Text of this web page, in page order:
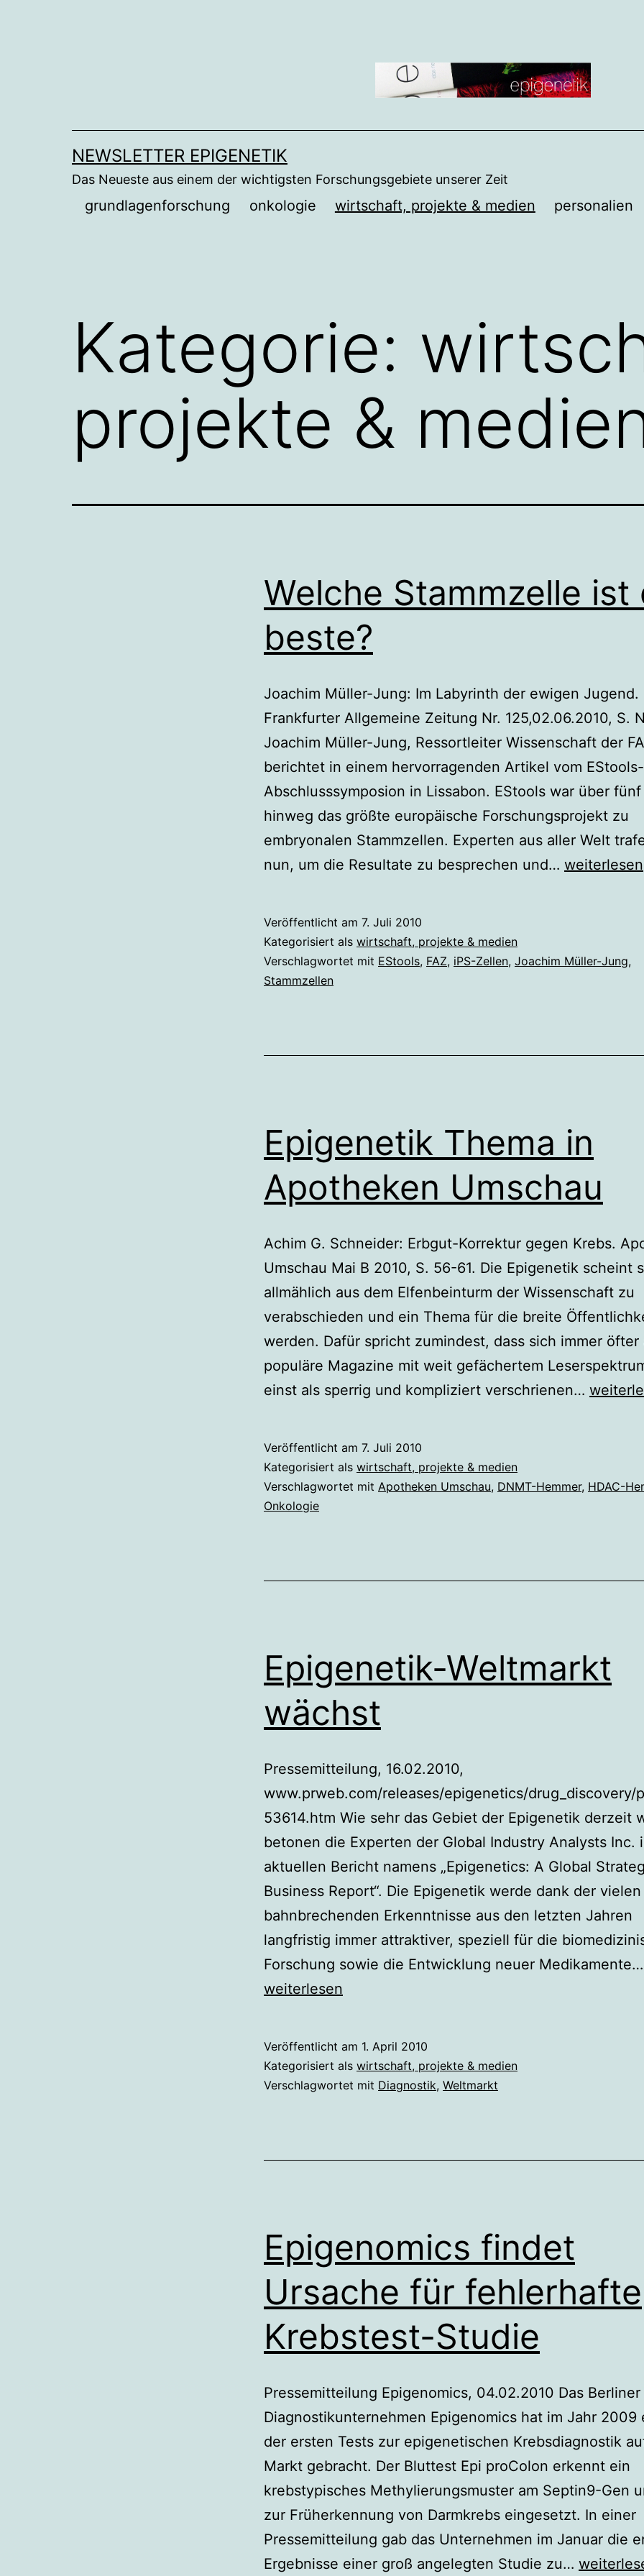
NEWSLETTER EPIGENETIK
Das Neueste aus einem der wichtigsten Forschungsgebiete unserer Zeit
grundlagenforschung onkologie wirtschaft, projekte & medien personalien
Kategorie:
projekte &
Welche Stammzelle ist
beste?
Joachim Müller-Jung: Im Labyrinth der ewigen Jugend.
Frankfurter Allgemeine Zeitung Nr. 125,02.06.2010, S.
Joachim Müller-Jung, Ressortleiter Wissenschaft der
berichtet in einem hervorragenden Artikel vom EStools-
Abschlusssymposion in Lissabon. EStools war über
hinweg das größte europäische Forschungsprojekt zu
embryonalen Stammzellen. Experten aus aller Welt
nun, um die Resultate zu besprechen und… Welche
beste?
weiterlesen
Veröffentlicht am 7. Juli 2010
Kategorisiert als wirtschaft, projekte & medien
Verschlagwortet mit EStools, FAZ, iPS-Zellen, Joachim Müller-Jung,
Stammzellen
Epigenetik Thema in
Apotheken Umschau
Achim G. Schneider: Erbgut-Korrektur gegen Krebs.
Umschau Mai B 2010, S. 56-61. Die Epigenetik scheint
allmählich aus dem Elfenbeinturm der Wissenschaft zu
verabschieden und ein Thema für die breite
werden. Dafür spricht zumindest, dass sich immer öfter
populäre Magazine mit weit gefächertem
einst als sperrig und kompliziert verschrienen…
Veröffentlicht am 7. Juli 2010
Kategorisiert als wirtschaft, projekte & medien
Verschlagwortet mit Apotheken Umschau, DNMT-Hemmer, HDAC-
Onkologie
Epigenetik-Weltmarkt
wächst
Pressemitteilung, 16.02.2010,
www.prweb.com/releases/epigenetics/drug_discovery/
53614.htm Wie sehr das Gebiet der Epigenetik derzeit
betonen die Experten der Global Industry Analysts Inc.
aktuellen Bericht namens „Epigenetics: A Global
Business Report“. Die Epigenetik werde dank der vielen
bahnbrechenden Erkenntnisse aus den letzten Jahren
langfristig immer attraktiver, speziell für die
Forschung sowie die Entwicklung neuer Medikamente…
weiterlesen
Veröffentlicht am 1. April 2010
Kategorisiert als wirtschaft, projekte & medien
Verschlagwortet mit Diagnostik, Weltmarkt
Epigenomics findet
Ursache für fehlerhafte
Krebstest-Studie
Pressemitteilung Epigenomics, 04.02.2010 Das Berliner
Diagnostikunternehmen Epigenomics hat im Jahr 2009
der ersten Tests zur epigenetischen Krebsdiagnostik
Markt gebracht. Der Bluttest Epi proColon erkennt ein
krebstypisches Methylierungsmuster am Septin9-Gen
zur Früherkennung von Darmkrebs eingesetzt. In einer
Pressemitteilung gab das Unternehmen im Januar die
Ergebnisse einer groß angelegten Studie zu…